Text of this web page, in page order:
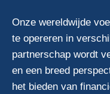
Onze wereldwijde
te opereren in
partnerschap wordt
en een breed
het bieden van